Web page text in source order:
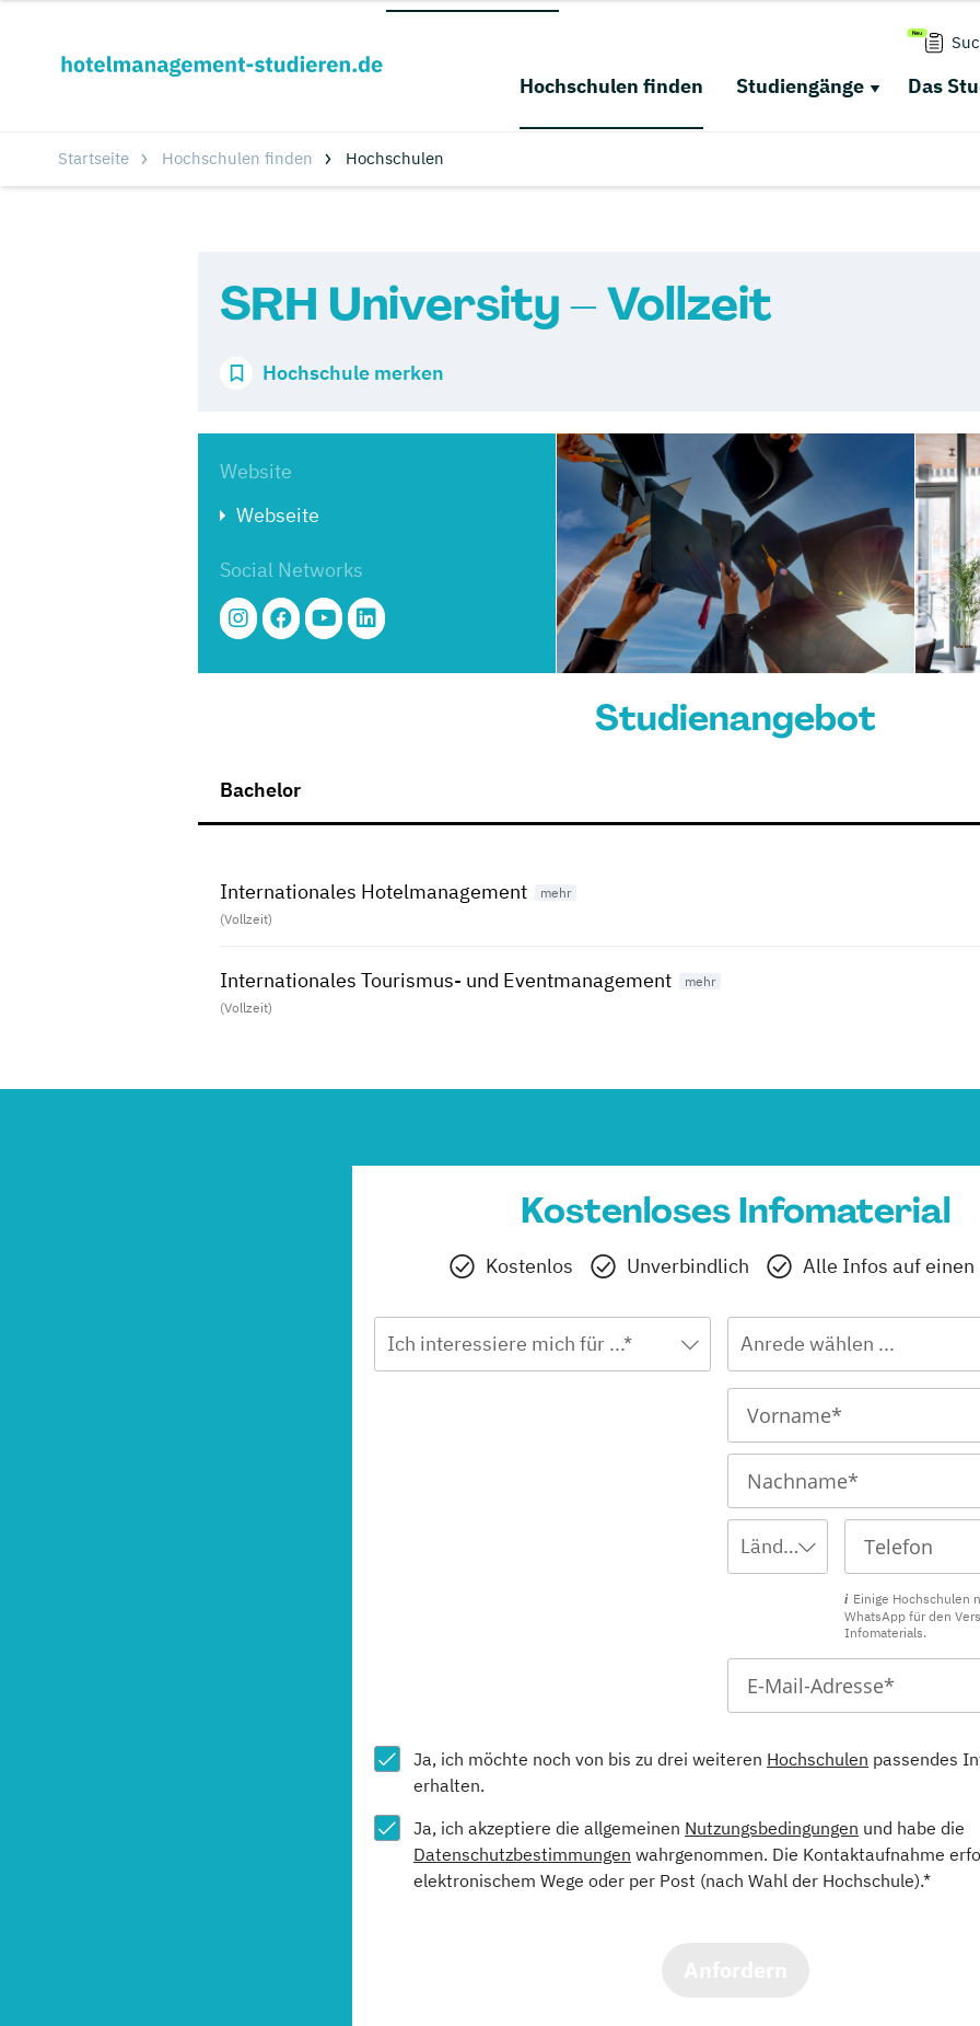
Hochschulen finden Studiengänge Das
Startseite Hochschulen finden Hochschulen
SRH University – Vollzeit
Hochschule merken
Website
Webseite
Social Networks
Studienangebot
Bachelor
Internationales Hotelmanagement
(Vollzeit)
Internationales Tourismus- und Eventmanagement
(Vollzeit)
Kostenloses Infomaterial
Kostenlos Unverbindlich Alle Infos auf einen
Ich interessiere mich für ...* Anrede wählen ...
Ländervorwahl wählen ...
Einige Hochschulen
WhatsApp für den
Infomaterials.
Ja, ich möchte noch von bis zu drei weiteren Hochschulen passendes
erhalten.
Ja, ich akzeptiere die allgemeinen Nutzungsbedingungen und habe die
Datenschutzbestimmungen wahrgenommen. Die Kontaktaufnahme
elektronischem Wege oder per Post (nach Wahl der Hochschule).*